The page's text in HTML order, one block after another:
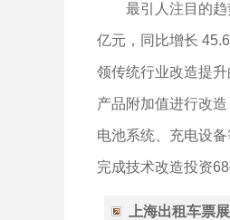
最引人注目的趋势
亿元，同比增长
领传统行业改造提
产品附加值进行改
电池系统、充电设
完成技术改造投资
上海出租车票